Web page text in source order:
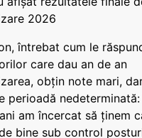
2026
întrebat cum le
care dau an de an
obțin note mari,
perioadă nedeterminată:
am încercat să ținem
bine sub control